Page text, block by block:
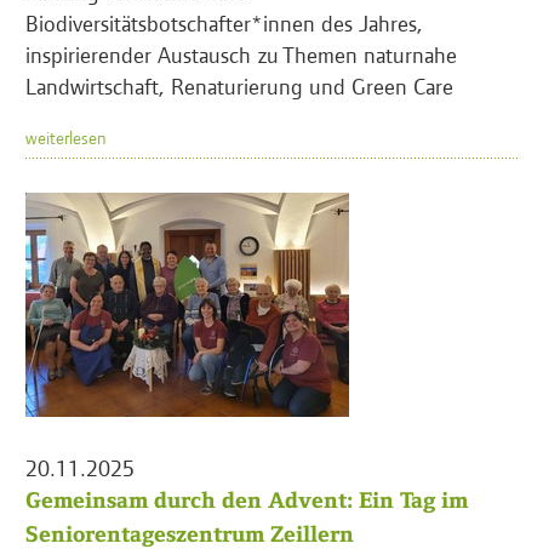
Biodiversitätsbotschafter*innen des Jahres,
inspirierender Austausch zu Themen naturnahe
Landwirtschaft, Renaturierung und Green Care
weiterlesen
20.11.2025
Gemeinsam durch den Advent: Ein Tag im
Seniorentageszentrum Zeillern